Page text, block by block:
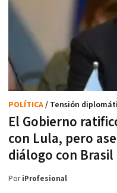
El Gobierno
con Lula, pero
diálogo con Brasil
POLÍTICA/ Tensión
PoriProfesional